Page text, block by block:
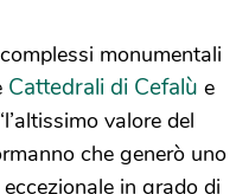
monumentali
Cattedrali di Cefalù e
valore del
che generò uno
in grado di